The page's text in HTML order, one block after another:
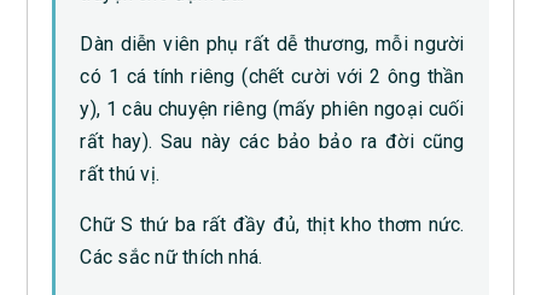
Dàn diễn viên phụ rất dễ thương, mỗi người
có 1 cá tính riêng (chết cười với 2 ông thần
y), 1 câu chuyện riêng (mấy phiên ngoại cuối
rất hay). Sau này các bảo bảo ra đời cũng
rất thú vị.
Chữ S thứ ba rất đầy đủ, thịt kho thơm nức.
Các sắc nữ thích nhá.